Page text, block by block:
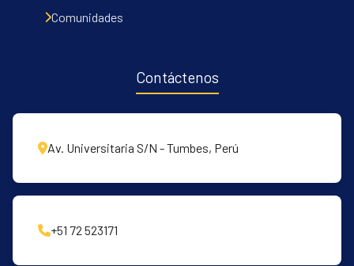
Comunidades
Contáctenos
Av. Universitaria S/N - Tumbes, Perú
+51 72 523171